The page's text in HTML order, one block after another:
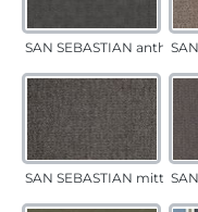
SAN SEBASTIAN anthrazit
SAN SEBASTIAN